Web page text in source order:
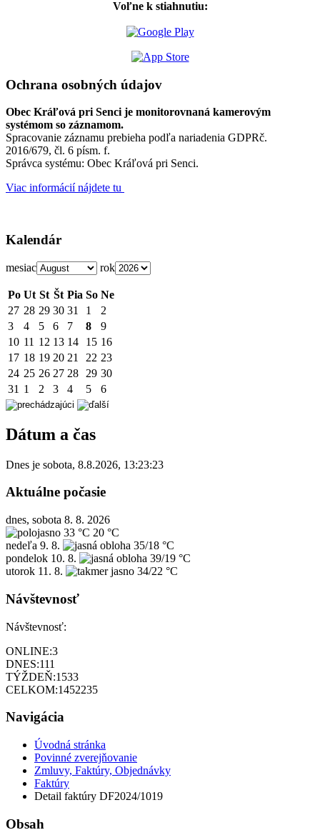
Voľne k stiahnutiu:
Ochrana osobných údajov
Obec Kráľová pri Senci je monitorovnaná kamerovým
systémom so záznamom.
Spracovanie záznamu prebieha podľa nariadenia GDPRč.
2016/679, čl. 6 písm. f.
Správca systému: Obec Kráľová pri Senci.
Viac informácií nájdete tu
Kalendár
mesiac rok
Po Ut St Št Pia So Ne
27 28 29 30 31 1
2
3
4 5 6 7 8
9
10 11 12 13 14 15 16
17 18 19 20 21 22 23
24 25 26 27 28 29 30
31 1 2 3 4 5 6
Dátum a čas
Dnes je sobota, 8.8.2026, 13:23:23
Aktuálne počasie
dnes, sobota 8. 8. 2026
33 °C 20 °C
nedeľa 9. 8.
35/18 °C
pondelok 10. 8.
39/19 °C
utorok 11. 8. 34/22 °C
Návštevnosť
Návštevnosť:
ONLINE:3
DNES:111
TÝŽDEŇ:1533
CELKOM:1452235
Navigácia
Úvodná stránka
Povinné zverejňovanie
Zmluvy, Faktúry, Objednávky
Faktúry
Detail faktúry DF2024/1019
Obsah